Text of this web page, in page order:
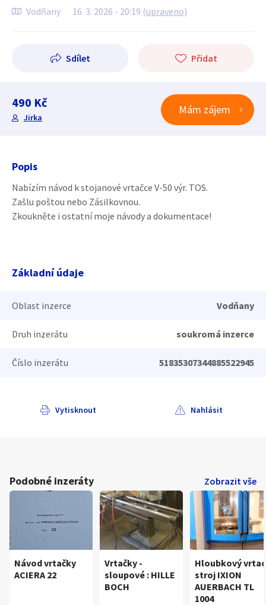
Vodňany 16. 3. 2026 - 20:19 (upraveno)
Sdílet Přidat
490 Kč
Jirka
Mám zájem
Popis
Nabízím návod k stojanové vrtačce V-50 výr. TOS.
Zašlu poštou nebo Zásilkovnou.
Zkoukněte i ostatní moje návody a dokumentace!
Základní údaje
Oblast inzerce Vodňany
Druh inzerátu soukromá inzerce
Číslo inzerátu 51835307344885522945
Vytisknout Nahlásit
Podobné inzeráty Zobrazit vše
Návod vrtačky
ACIERA 22
Vrtačky -
sloupové : HILLE
BOCH
Hloubkový
stroj IXION
AUERBACH TL
1004